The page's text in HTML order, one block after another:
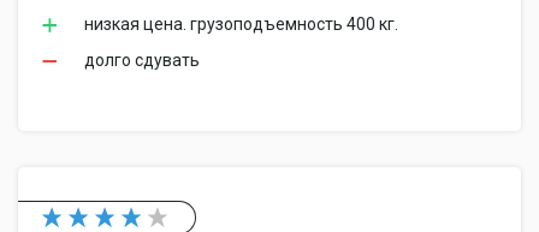
низкая цена. грузоподъемность 400 кг.
долго сдувать